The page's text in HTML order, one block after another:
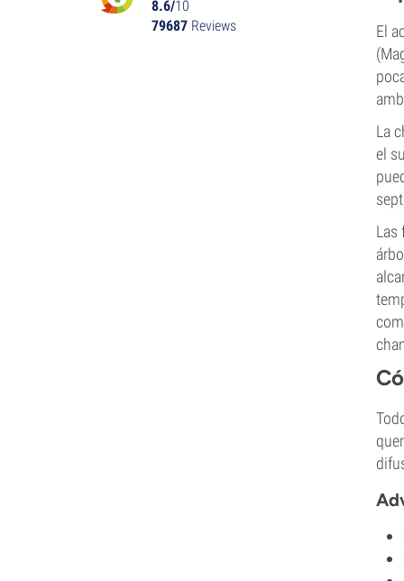
El
La
el
Las
8.6/10
79687 Reviews